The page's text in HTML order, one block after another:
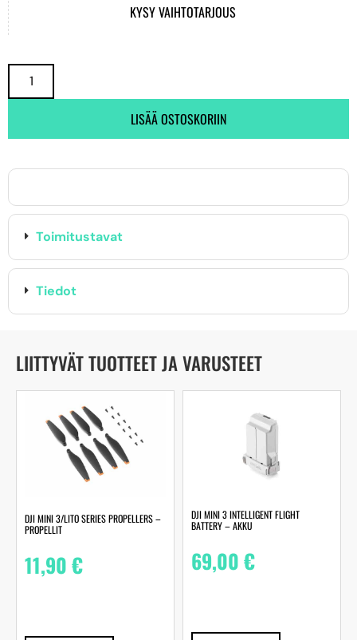
KYSY VAIHTOTARJOUS
LISÄÄ OSTOSKORIIN
Toimitustavat
Tiedot
LIITTYVÄT TUOTTEET JA VARUSTEET
DJI MINI 3/LITO SERIES PROPELLERS –
PROPELLIT
11,90€
DJI MINI 3 INTELLIGENT FLIGHT
BATTERY – AKKU
69,00€